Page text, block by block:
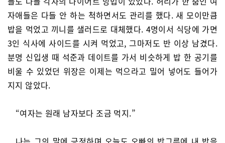
자애들은 다들 안 하는 척하면서도 관리를 했다. 새 모이만큼
밥을 먹었고 끼니를 샐러드로 대체했다. 4명이서 식당에 가면
3인 식사에 사이드를 시켜 먹었고, 그마저도 반 이상 남겼다.
분명 신입생 때 석준과 데이트를 가서 비슷하게 밥 한 공기를
비울 수 있었던 위장은 이제는 먹으라고 밀어 넣어도 들어가
지지 않았다.
“여자는 원래 남자보다 조금 먹지.”